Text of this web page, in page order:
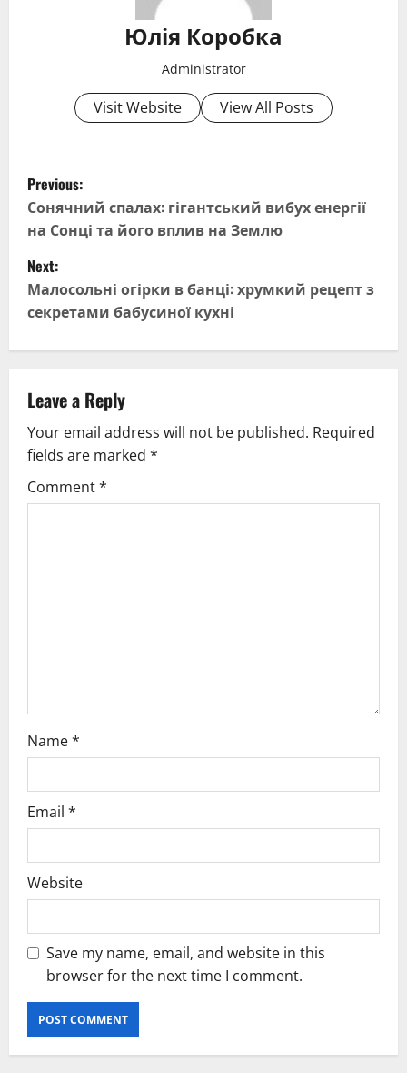
Юлія Коробка
Administrator
Visit Website View All Posts
P
o
s
t
n
v
i
g
Previous:
Сонячний спалах: гігантський вибух енергії
на Сонці та його вплив на Землю
Next:
Малосольні огірки в банці: хрумкий рецепт з
секретами бабусиної кухні
Leave a Reply
Your email address will not be published. Required
fields are marked *
Comment*
Name*
Email *
Website
Save my name, email, and website in this
browser for the next time I comment.